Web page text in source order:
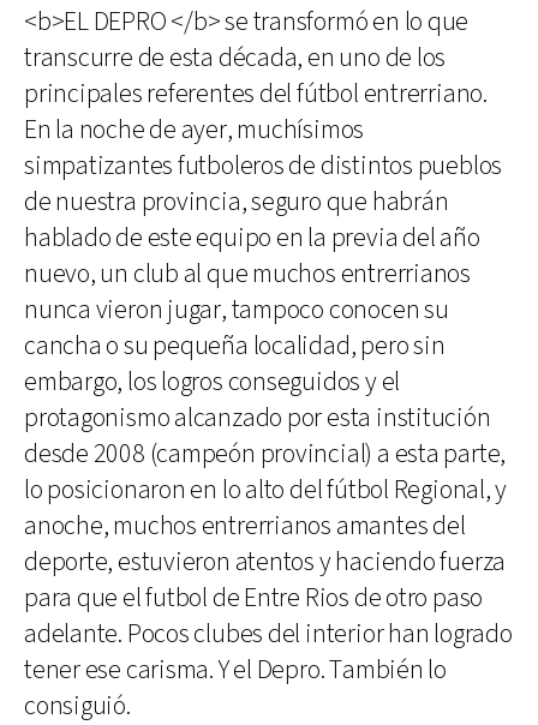
<b>EL DEPRO </b> se transformó en lo que
transcurre de esta década, en uno de los
principales referentes del fútbol entrerriano.
En la noche de ayer, muchísimos
simpatizantes futboleros de distintos pueblos
de nuestra provincia, seguro que habrán
hablado de este equipo en la previa del año
nuevo, un club al que muchos entrerrianos
nunca vieron jugar, tampoco conocen su
cancha o su pequeña localidad, pero sin
embargo, los logros conseguidos y el
protagonismo alcanzado por esta institución
desde 2008 (campeón provincial) a esta parte,
lo posicionaron en lo alto del fútbol Regional, y
anoche, muchos entrerrianos amantes del
deporte, estuvieron atentos y haciendo fuerza
para que el futbol de Entre Rios de otro paso
adelante. Pocos clubes del interior han logrado
tener ese carisma. Y el Depro. También lo
consiguió.